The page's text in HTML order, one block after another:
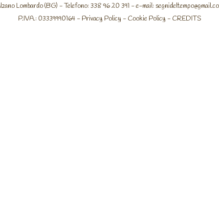
Lombardo (BG) - Telefono: 338 96 20 391 - e-mail:
P.IVA.: 03339990164 - Privacy Policy - Cookie Policy - CREDITS